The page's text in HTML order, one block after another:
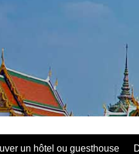
un hôtel ou guesthouse